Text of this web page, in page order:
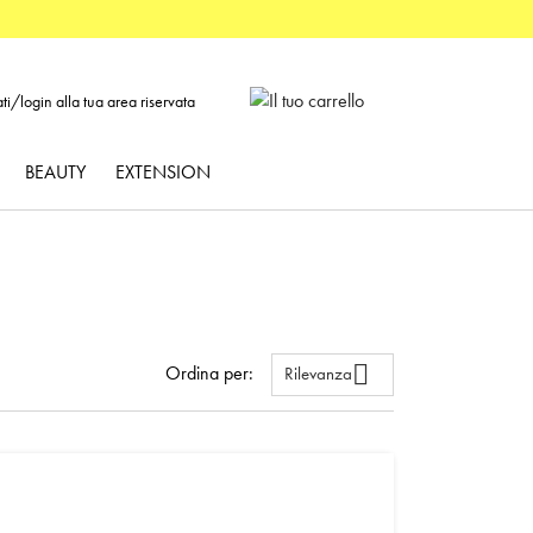
BEAUTY EXTENSION
Ordina per: Rilevanza